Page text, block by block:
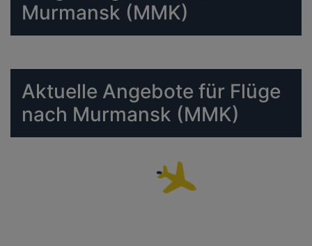
Murmansk (MMK)
Aktuelle Angebote für Flüge
nach Murmansk (MMK)